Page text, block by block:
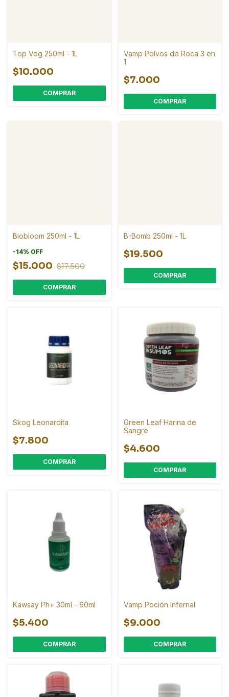
Top Veg 250ml - 1L
$10.000
COMPRAR
Vamp Polvos de Roca 3 en
1
$7.000
Biobloom 250ml - 1L
-14% OFF
$15.000 $17.500
COMPRAR
B-Bomb 250ml - 1L
$19.500
COMPRAR
Skog Leonardita
$7.800
Green Leaf Harina de
Sangre
$4.600
Kawsay Ph+ 30ml - 60ml
$5.400
COMPRAR
Vamp Poción Infernal
$9.000